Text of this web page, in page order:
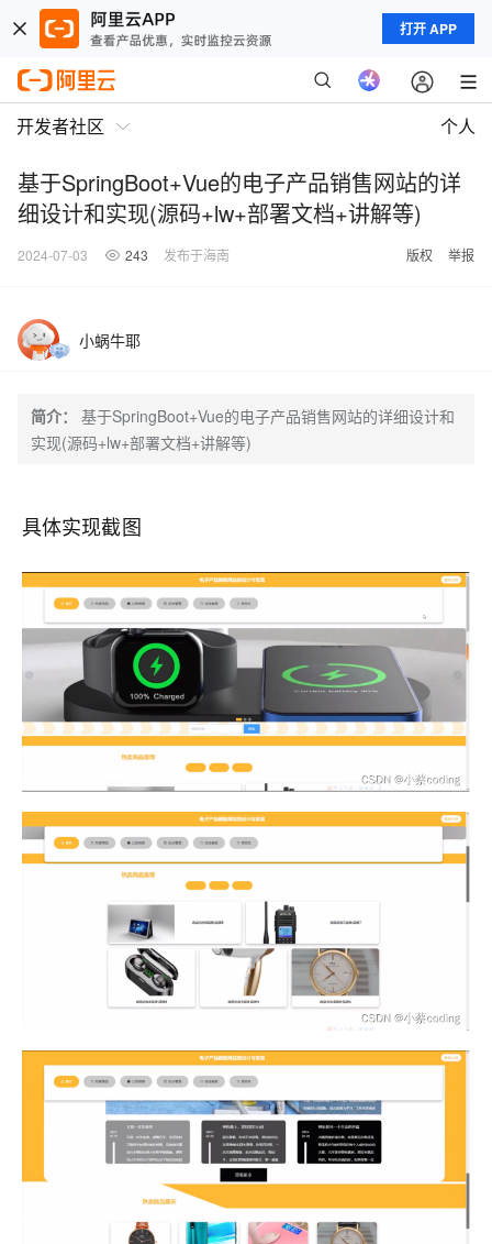
打开 APP
开发者社区 个人
基于SpringBoot+Vue的电子产品销售网站的详
细设计和实现(源码+lw+部署文档+讲解等)
2024-07-03 243 发布于海南 版权 举报
小蜗牛耶
简介：
基于SpringBoot+Vue的电子产品销售网站的详细设计和
实现(源码+lw+部署文档+讲解等)
具体实现截图